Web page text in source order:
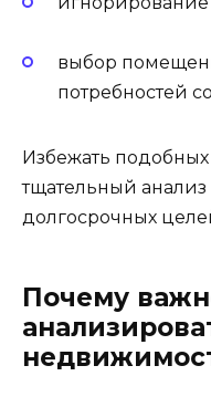
выбор
потребностей
Избежать
тщательный
долгосрочных
Почему